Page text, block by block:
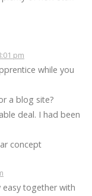
pm
while you
a blog site?
deal. I had been
concept
easy together with